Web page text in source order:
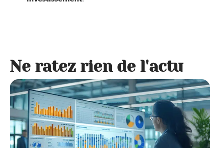
Ne ratez rien de l'actu